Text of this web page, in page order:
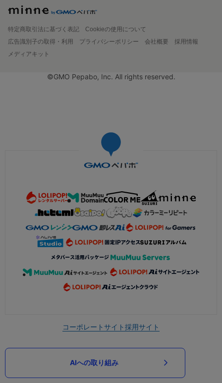
特定商取引法に基づく表記
Cookieの使用について
広告識別子の取得・利用
プライバシーポリシー 会社概要
採用情報
メディアキット
©GMO Pepabo, Inc. All rights reserved.
コーポレートサイト採用サイト
AIへの取り組み